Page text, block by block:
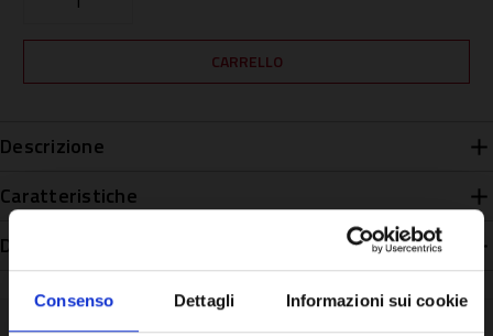
Consenso Dettagli Informazioni sui cookie
Descrizione
Caratteristiche
Disponibilità